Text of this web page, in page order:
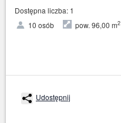
Dostępna liczba: 1
10 osób
pow. 96,00 m2
Udostępnij